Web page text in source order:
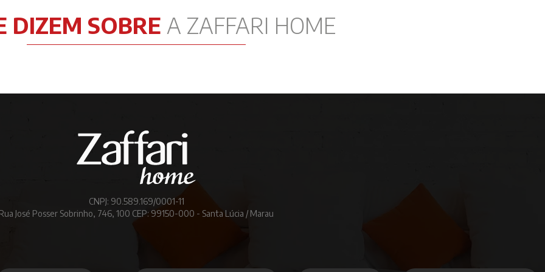
DIZEM SOBRE A ZAFFARI HOME
CNPJ: 90.589.169/0001-11
José Posser Sobrinho, 746, 100 CEP: 99150-000 - Santa Lúcia / Marau